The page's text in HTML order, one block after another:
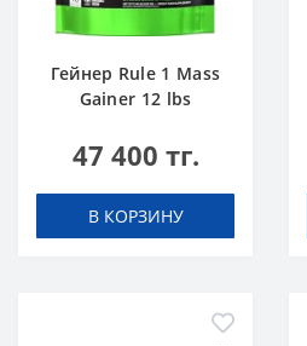
Гейнер Rule 1 Mass
Gainer 12 lbs
47 400 тг.
В КОРЗИНУ